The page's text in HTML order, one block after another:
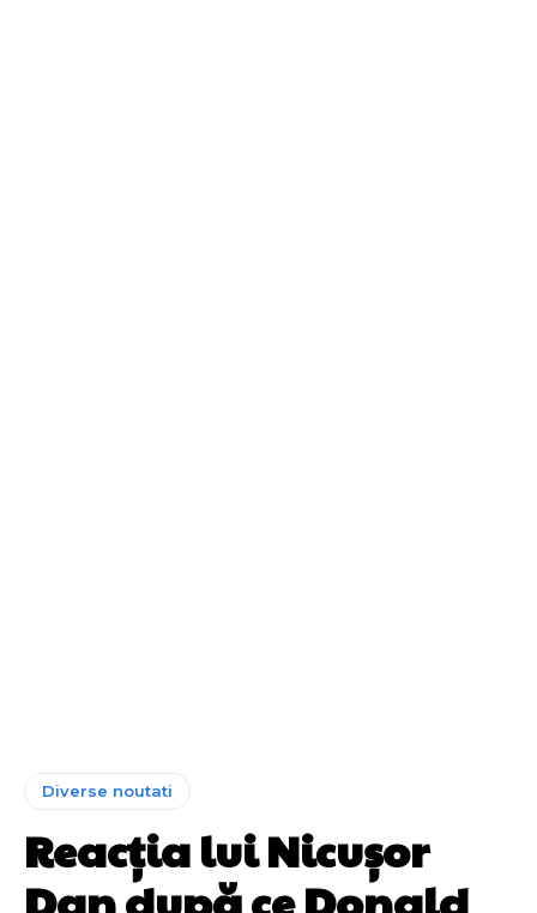
Diverse noutati
Reacția lui Nicușor
Dan după ce Donald